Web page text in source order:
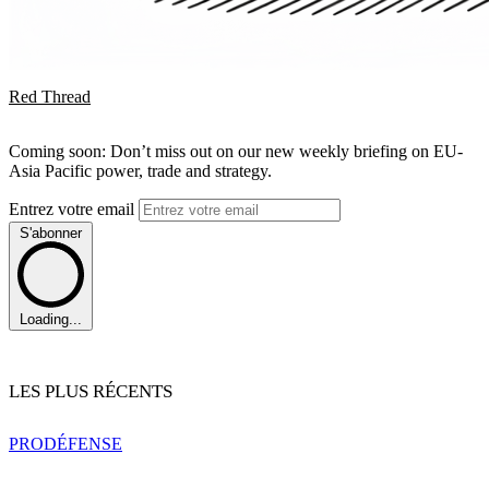
Red Thread
Coming soon: Don’t miss out on our new weekly briefing on EU-
Asia Pacific power, trade and strategy.
Entrez votre email
S'abonner
Loading...
LES PLUS RÉCENTS
PRODÉFENSE